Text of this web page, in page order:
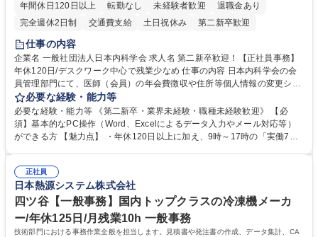
年間休日120日以上
転勤なし 未経験者歓迎
退職金あり
完全週休2日制
交通費支給 土日祝休み 第二新卒歓迎
仕事の内容
企業名 一般社団法人日本内科学会 求人名 第二新卒歓迎！【正社員事務】
年休120日/デスクワーク中心で残業少なめ 仕事の内容 日本内科学会の会
員管理部門にて、医師（会員）の年会費徴収や住所等個人情報の変更シス
テム入力、電話・FAX対応をお任せします。将来的には、各種委員会の運
営事務局業務などにも幅広く携わっていただきます。 【会員管理・データ
入力業務】 ・医師（会員）の住所変更、個人情報のシステム登録・更新
・年会費の徴収管理や入金データの照合確認 【問い合わせ対応】 ・会員
年休120日/デスクワーク中心で残業少なめ
必要な経験・能力等
必要な経験・能力等 《第二新卒・業界未経験・職種未経験歓迎》 【必
須】基本的なPC操作（Word、Excelによるデータ入力やメール対応等）
ができる方 【魅力点】 ・年休120日以上に加え、9時～17時の「実働7時
整、資料作成、当日の運営サポート 学歴・資格 学歴：大学院 大学 語学
力： 資格：
正社員
日本熱源システム株式会社
四ツ谷【一般事務】国内トップクラスの冷凍機メーカ
ー/年休125日/月残業10h 一般事務
技術部門における事務作業全般を担当します。見積書や発注書の作成、データ集計、CA